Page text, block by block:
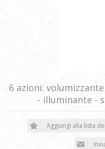
6 azioni:
- illuminante -